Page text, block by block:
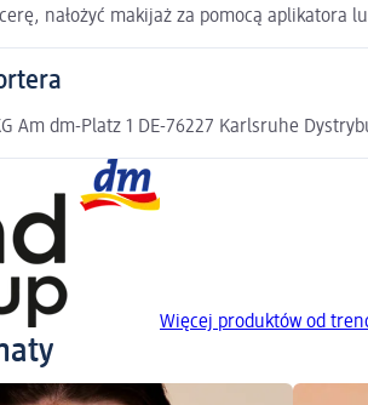
nałożyć makijaż za pomocą aplikatora
Am dm-Platz 1 DE-76227 Karlsruhe
Więcej produktów od